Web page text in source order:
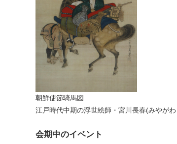
朝鮮使節騎馬図
江戸時代中期の浮世絵師・宮川長春(みやが
会期中のイベント